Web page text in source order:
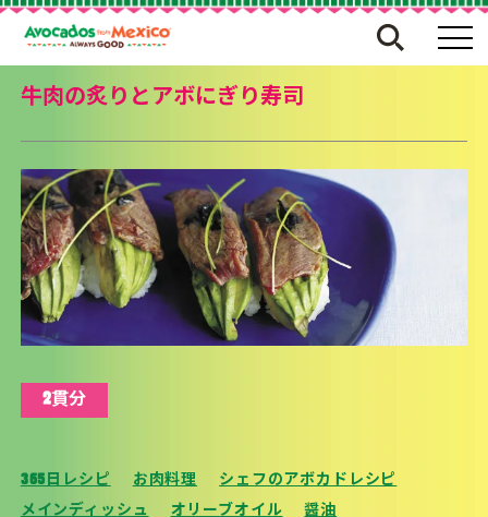
牛肉の炙りとアボにぎり寿司
2貫分
365日レシピ お肉料理
シェフのアボカドレシピ
メインディッシュ
オリーブオイル 醤油